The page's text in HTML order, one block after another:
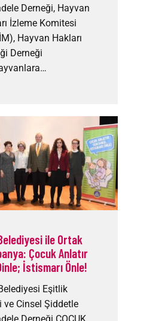
Derneği, Hayvan
İzleme Komitesi
Hayvan Hakları
Derneği
ile Ortak
Çocuk Anlatır
İstismarı Önle!
Eşitlik
ve Cinsel Şiddetle